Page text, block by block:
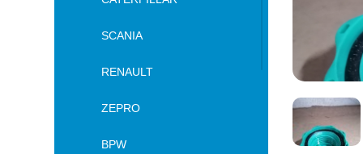
SCANIA
RENAULT
ZEPRO
BPW